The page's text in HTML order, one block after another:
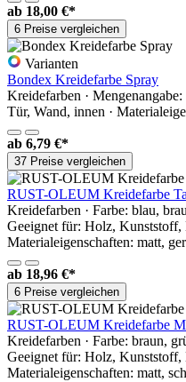
ab 18,00 €*
6 Preise vergleichen
Varianten
Bondex Kreidefarbe Spray
Kreidefarben ·
Tür, Wand, innen ·
ab 6,79 €*
37 Preise vergleichen
RUST-OLEUM Kreidefarbe
Kreidefarben · Farbe: blau,
Geeignet für: Holz, Kunststoff,
Materialeigenschaften: matt,
ab 18,96 €*
6 Preise vergleichen
RUST-OLEUM Kreidefarbe
Kreidefarben · Farbe: braun,
Geeignet für: Holz, Kunststoff,
Materialeigenschaften: matt,